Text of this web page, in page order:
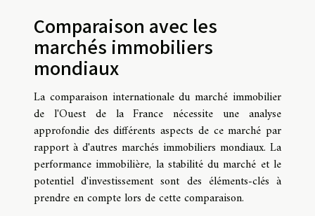
Comparaison avec les
marchés immobiliers
mondiaux
La comparaison internationale du marché immobilier
de l'Ouest de la France nécessite une analyse
approfondie des différents aspects de ce marché par
rapport à d'autres marchés immobiliers mondiaux. La
performance immobilière, la stabilité du marché et le
potentiel d'investissement sont des éléments-clés à
prendre en compte lors de cette comparaison.